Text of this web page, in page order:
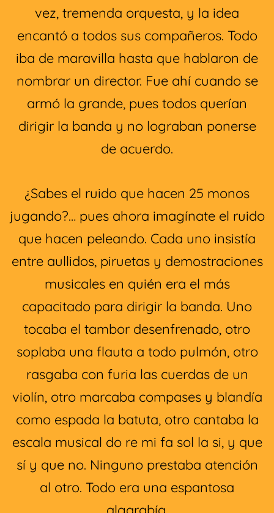
vez, tremenda orquesta, y la idea
encantó a todos sus compañeros. Todo
iba de maravilla hasta que hablaron de
nombrar un director. Fue ahí cuando se
armó la grande, pues todos querían
dirigir la banda y no lograban ponerse
de acuerdo.
¿Sabes el ruido que hacen 25 monos
jugando?… pues ahora imagínate el ruido
que hacen peleando. Cada uno insistía
entre aullidos, piruetas y demostraciones
musicales en quién era el más
capacitado para dirigir la banda. Uno
tocaba el tambor desenfrenado, otro
soplaba una flauta a todo pulmón, otro
rasgaba con furia las cuerdas de un
violín, otro marcaba compases y blandía
como espada la batuta, otro cantaba la
escala musical do re mi fa sol la si, y que
sí y que no. Ninguno prestaba atención
al otro. Todo era una espantosa